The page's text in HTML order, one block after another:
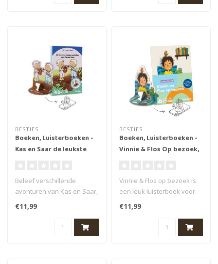
BESTIES
Boeken, Luisterboeken -
Kas en Saar de leukste
Beleef verschillende
avonturen van Kas en Saar,
van de bekende
boekenreeks, met ..
€11,99
BESTIES
Boeken, Luisterboeken -
Vinnie & Flos Op bezoek,
Vinnie & Flos op bezoek is
een leuk luisterboek voor
kinderen van het merk
Besti..
€11,99